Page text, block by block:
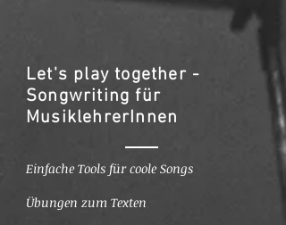
Let's play together -
Songwriting für
MusiklehrerInnen
Einfache Tools für coole Songs
Übungen zum Texten